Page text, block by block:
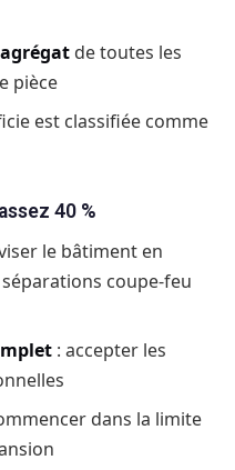
agrégat de toutes les
pièce
est classifiée comme
40 %
le bâtiment en
coupe-feu
: accepter les
dans la limite